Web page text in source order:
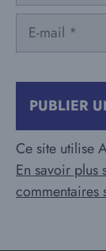
Ce site utilise
En savoir plus
commentaires